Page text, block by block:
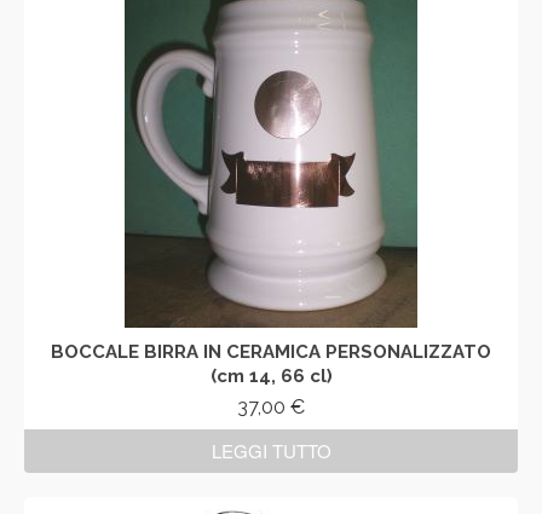
BOCCALE BIRRA IN CERAMICA PERSONALIZZATO
(cm 14, 66 cl)
37,00 €
LEGGI TUTTO